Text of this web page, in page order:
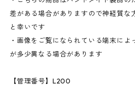
差がある場合がありますので神経質な
と幸いです
・画像をご覧になられている端末によ
が多少異なる場合があります
【管理番号】L200